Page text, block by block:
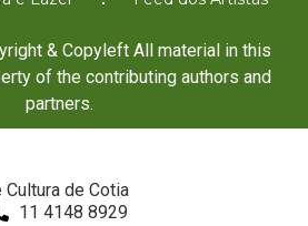
& Copyleft All material in this
of the contributing authors and
partners.
de Cotia
11 4148 8929